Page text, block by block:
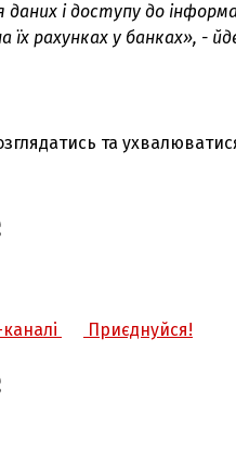
і доступу до
їх рахунках у банках», -
та
Приєднуйся!